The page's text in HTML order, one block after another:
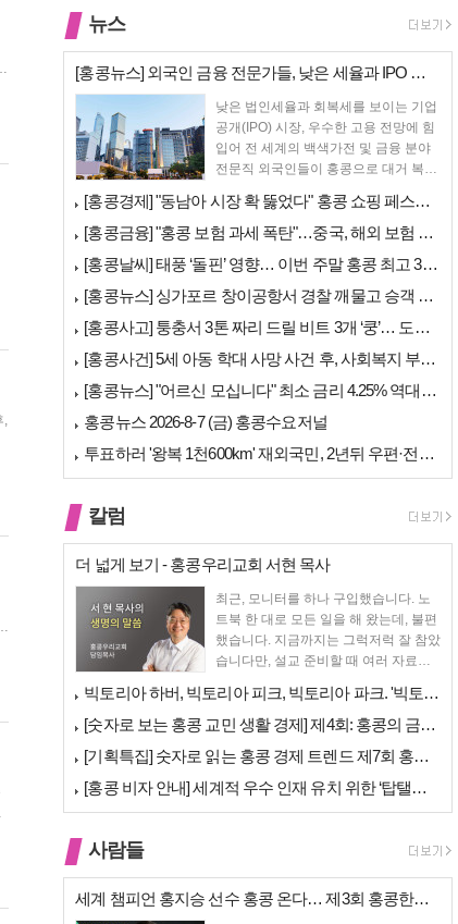
뉴스
[홍콩뉴스] 외국인 금융 전문가들, 낮은 세율과 IPO 시장 회복에 홍콩…
낮은 법인세율과 회복세를 보이는 기업
공개(IPO) 시장, 우수한 고용 전망에 힘
입어 전 세계의 백색가전 및 금융 분야
전문직 외국인들이 홍콩으로 대거 복귀
[홍콩경제] "동남아 시장 확 뚫었다" 홍콩 쇼핑 페스티벌, 매출 대박 …
[홍콩금융] "홍콩 보험 과세 폭탄"…중국, 해외 보험 수익에 20% 세…
[홍콩날씨] 태풍 ‘돌핀’ 영향… 이번 주말 홍콩 최고 36도 폭염 비상
[홍콩뉴스] 싱가포르 창이공항서 경찰 깨물고 승객 폭행한 홍콩 모자, 결…
[홍콩사고] 퉁충서 3톤 짜리 드릴 비트 3개 ‘쿵’… 도로 파손·교통 …
[홍콩사건] 5세 아동 학대 사망 사건 후, 사회복지 부서에 내부 검토 …
[홍콩뉴스] "어르신 모십니다" 최소 금리 4.25% 역대급 혜택, 홍콩…
홍콩뉴스 2026-8-7 (금) 홍콩수요저널
투표하러 '왕복 1천600km' 재외국민, 2년뒤 우편·전자투표 할까
칼럼
더 넓게 보기 - 홍콩우리교회 서현 목사
최근, 모니터를 하나 구입했습니다. 노
트북 한 대로 모든 일을 해 왔는데, 불편
했습니다. 지금까지는 그럭저럭 잘 참았
습니다만, 설교 준비할 때 여러 자료를
빅토리아 하버, 빅토리아 피크, 빅토리아 파크. '빅토리아’의 이름은 어…
[숫자로 보는 홍콩 교민 생활 경제] 제4회: 홍콩의 금융 — 지표 및 …
[기획특집] 숫자로 읽는 홍콩 경제 트렌드 제7회 홍콩 문화·창의 산업…
[홍콩 비자 안내] 세계적 우수 인재 유치 위한 ‘탑탤런트 비자(TTPS…
사람들
세계 챔피언 홍지승 선수 홍콩 온다… 제3회 홍콩한인팔씨름대회 9월 12…